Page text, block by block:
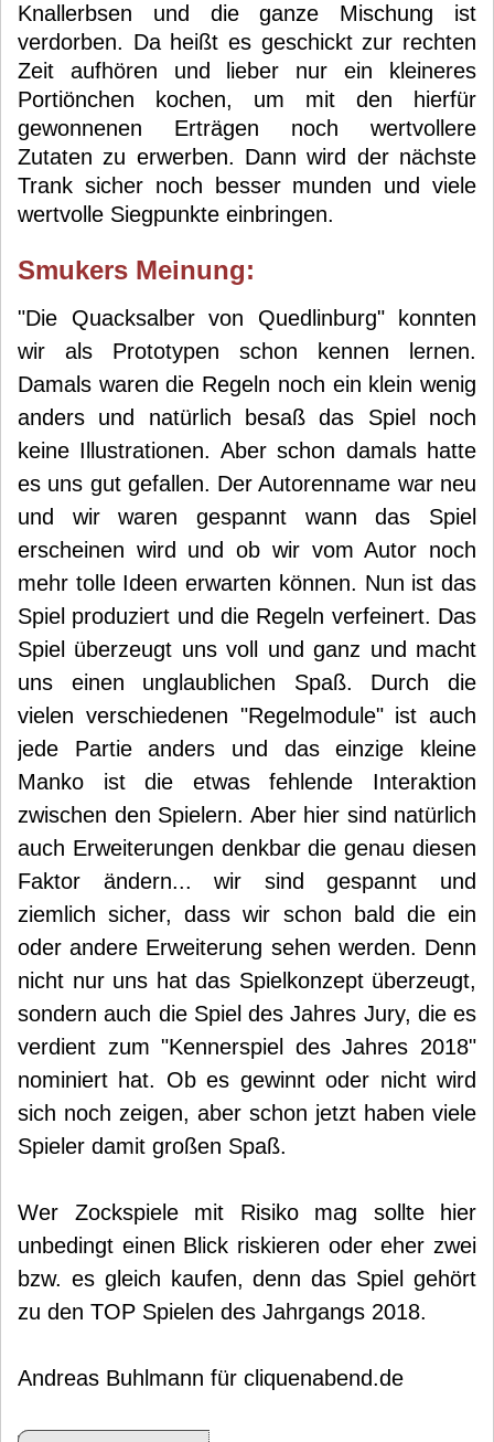
Knallerbsen und die ganze Mischung ist
verdorben. Da heißt es geschickt zur rechten
Zeit aufhören und lieber nur ein kleineres
Portiönchen kochen, um mit den hierfür
gewonnenen Erträgen noch wertvollere
Zutaten zu erwerben. Dann wird der nächste
Trank sicher noch besser munden und viele
wertvolle Siegpunkte einbringen.
Smukers Meinung:
"Die Quacksalber von Quedlinburg" konnten
wir als Prototypen schon kennen lernen.
Damals waren die Regeln noch ein klein wenig
anders und natürlich besaß das Spiel noch
keine Illustrationen. Aber schon damals hatte
es uns gut gefallen. Der Autorenname war neu
und wir waren gespannt wann das Spiel
erscheinen wird und ob wir vom Autor noch
mehr tolle Ideen erwarten können. Nun ist das
Spiel produziert und die Regeln verfeinert. Das
Spiel überzeugt uns voll und ganz und macht
uns einen unglaublichen Spaß. Durch die
vielen verschiedenen "Regelmodule" ist auch
jede Partie anders und das einzige kleine
Manko ist die etwas fehlende Interaktion
zwischen den Spielern. Aber hier sind natürlich
auch Erweiterungen denkbar die genau diesen
Faktor ändern... wir sind gespannt und
ziemlich sicher, dass wir schon bald die ein
oder andere Erweiterung sehen werden. Denn
nicht nur uns hat das Spielkonzept überzeugt,
sondern auch die Spiel des Jahres Jury, die es
verdient zum "Kennerspiel des Jahres 2018"
nominiert hat. Ob es gewinnt oder nicht wird
sich noch zeigen, aber schon jetzt haben viele
Spieler damit großen Spaß.
Wer Zockspiele mit Risiko mag sollte hier
unbedingt einen Blick riskieren oder eher zwei
bzw. es gleich kaufen, denn das Spiel gehört
zu den TOP Spielen des Jahrgangs 2018.
Andreas Buhlmann für cliquenabend.de